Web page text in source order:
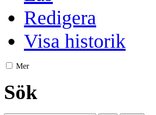
Redigera
Visa historik
Mer
Sök